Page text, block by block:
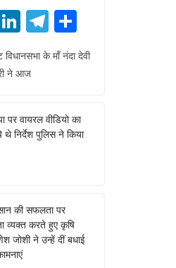
Li
k
dI
n
T
el
e
a
m
h
ar
के माँ नंदा देवी
ने आज
पर वायरल वीडियो का
थे निर्देश पुलिस ने किया
की सफलता पर
व्यक्त करते हुए कृषि
जोशी ने उन्हें दीं बधाई